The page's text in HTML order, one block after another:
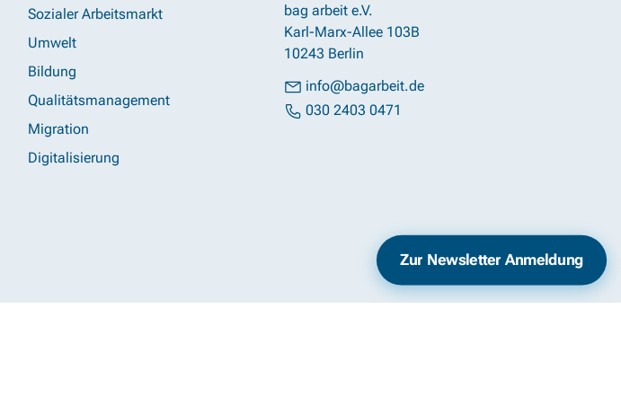
Sozialer Arbeitsmarkt
Umwelt
Bildung
Qualitätsmanagement
Migration
Digitalisierung
bag arbeit e.V.
Karl-Marx-Allee 103B
10243 Berlin
info@bagarbeit.de
030 2403 0471
Impressum Datenschutz
Zur Newsletter Anmeldung